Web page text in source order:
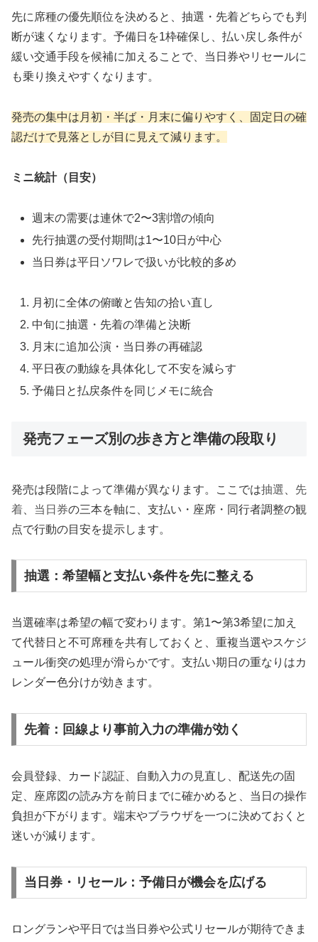
先に席種の優先順位を決めると、抽選・先着どちらでも判
断が速くなります。予備日を1枠確保し、払い戻し条件が
緩い交通手段を候補に加えることで、当日券やリセールに
も乗り換えやすくなります。
発売の集中は月初・半ば・月末に偏りやすく、固定日の確
認だけで見落としが目に見えて減ります。
ミニ統計（目安）
週末の需要は連休で2〜3割増の傾向
先行抽選の受付期間は1〜10日が中心
当日券は平日ソワレで扱いが比較的多め
月初に全体の俯瞰と告知の拾い直し
中旬に抽選・先着の準備と決断
月末に追加公演・当日券の再確認
平日夜の動線を具体化して不安を減らす
予備日と払戻条件を同じメモに統合
発売フェーズ別の歩き方と準備の段取り
発売は段階によって準備が異なります。ここでは抽選
先
着
当日券の三本を軸に、支払い・座席・同行者調整の観
点で行動の目安を提示します。
抽選：希望幅と支払い条件を先に整える
当選確率は希望の幅で変わります。第1〜第3希望に加え
て代替日と不可席種を共有しておくと、重複当選やスケジ
ュール衝突の処理が滑らかです。支払い期日の重なりはカ
レンダー色分けが効きます。
先着：回線より事前入力の準備が効く
会員登録、カード認証、自動入力の見直し、配送先の固
定、座席図の読み方を前日までに確かめると、当日の操作
負担が下がります。端末やブラウザを一つに決めておくと
迷いが減ります。
当日券・リセール：予備日が機会を広げる
ロングランや平日では当日券や公式リセールが期待できま